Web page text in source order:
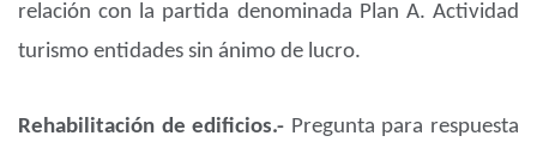
relación con la partida denominada Plan A. Actividad
turismo entidades sin ánimo de lucro.
Rehabilitación de edificios.- Pregunta para respuesta